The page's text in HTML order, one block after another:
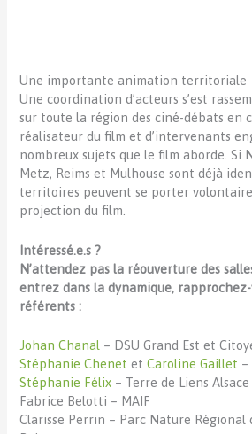
Une importante animation territoriale
Une coordination d’acteurs s’est
sur toute la région des ciné-débats en
réalisateur du film et d’intervenants
nombreux sujets que le film aborde. Si
Metz, Reims et Mulhouse sont déjà
territoires peuvent se porter
projection du film.
Intéressé.e.s ?
N’attendez pas la réouverture des
entrez dans la dynamique, rapprochez-
référents :
Johan Chanal – DSU Grand Est et
Stéphanie Chenet etCaroline Gaillet –
Stéphanie Félix – Terre de Liens Alsace
Fabrice Belotti – MAIF
Clarisse Perrin – Parc Nature Régional